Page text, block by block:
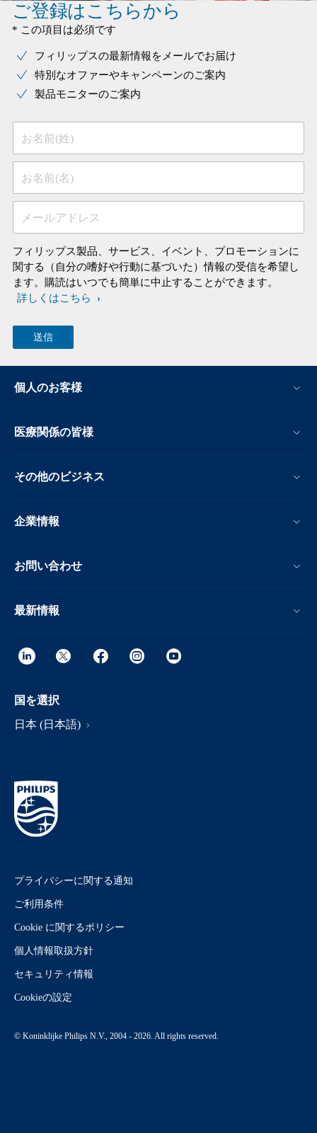
ご登録はこちらから
* この項目は必須です
フィリップスの最新情報をメールでお届け
特別なオファーやキャンペーンのご案内
製品モニターのご案内
お名前(姓)
お名前(名)
メールアドレス
フィリップス製品、サービス、イベント、プロモーションに
関する（自分の嗜好や行動に基づいた）情報の受信を希望し
ます。購読はいつでも簡単に中止することができます。
詳しくはこちら
個人のお客様
医療関係の皆様
その他のビジネス
企業情報
お問い合わせ
最新情報
国を選択
日本 (日本語)
プライバシーに関する通知
ご利用条件
Cookie に関するポリシー
個人情報取扱方針
セキュリティ情報
Cookieの設定
© Koninklijke Philips N.V., 2004 - 2026. All rights reserved.